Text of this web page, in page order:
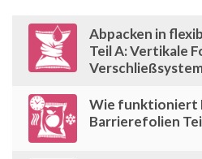
Abpacken in
Teil A: Vertikale
Wie funktioniert
Barrierefolien